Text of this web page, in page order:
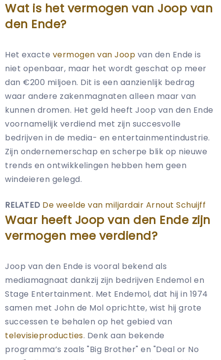
Wat is het vermogen van Joop van
den Ende?
Het exacte vermogen van Joop van den Ende is
niet openbaar, maar het wordt geschat op meer
dan €200 miljoen. Dit is een aanzienlijk bedrag
waar andere zakenmagnaten alleen maar van
kunnen dromen. Het geld heeft Joop van den Ende
voornamelijk verdiend met zijn succesvolle
bedrijven in de media- en entertainmentindustrie.
Zijn ondernemerschap en scherpe blik op nieuwe
trends en ontwikkelingen hebben hem geen
windeieren gelegd.
RELATED De weelde van miljardair Arnout Schuijff
Waar heeft Joop van den Ende zijn
vermogen mee verdiend?
Joop van den Ende is vooral bekend als
mediamagnaat dankzij zijn bedrijven Endemol en
Stage Entertainment. Met Endemol, dat hij in 1974
samen met John de Mol oprichtte, wist hij grote
successen te behalen op het gebied van
televisieproducties. Denk aan bekende
programma’s zoals "Big Brother" en "Deal or No